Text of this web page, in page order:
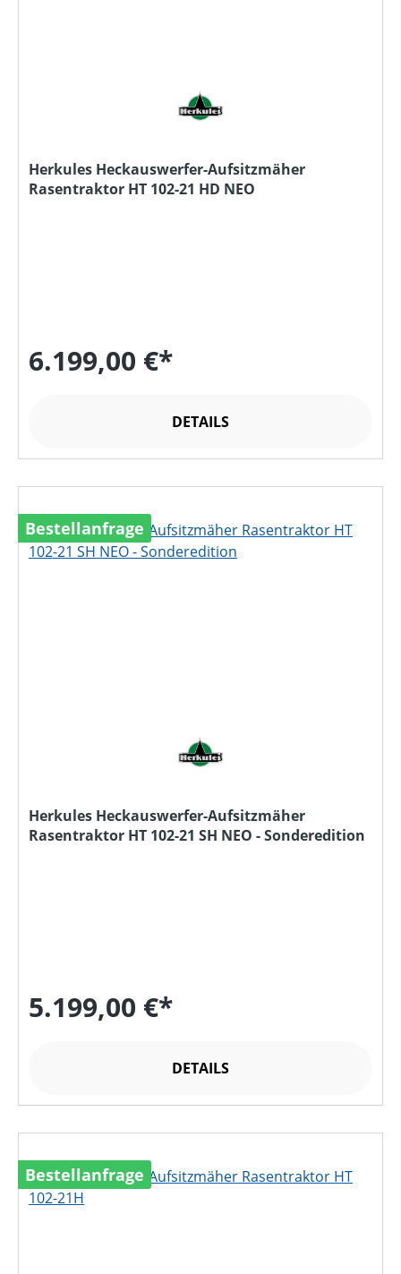
Herkules Heckauswerfer-Aufsitzmäher
Rasentraktor HT 102-21 HD NEO
6.199,00 €*
DETAILS
Bestellanfrage
Herkules Heckauswerfer-Aufsitzmäher
Rasentraktor HT 102-21 SH NEO - Sonderedition
5.199,00 €*
DETAILS
Bestellanfrage